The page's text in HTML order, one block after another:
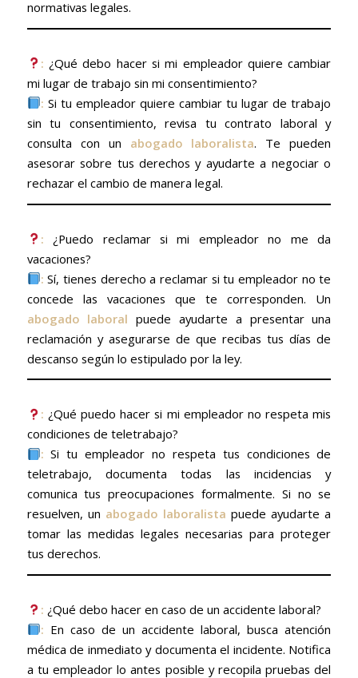
normativas legales.
: ¿Qué debo hacer si mi empleador quiere cambiar
mi lugar de trabajo sin mi consentimiento?
: Si tu empleador quiere cambiar tu lugar de trabajo
sin tu consentimiento, revisa tu contrato laboral y
consulta con un abogado laboralista. Te pueden
asesorar sobre tus derechos y ayudarte a negociar o
rechazar el cambio de manera legal.
: ¿Puedo reclamar si mi empleador no me da
vacaciones?
: Sí, tienes derecho a reclamar si tu empleador no te
concede las vacaciones que te corresponden. Un
abogado laboral puede ayudarte a presentar una
reclamación y asegurarse de que recibas tus días de
descanso según lo estipulado por la ley.
: ¿Qué puedo hacer si mi empleador no respeta mis
condiciones de teletrabajo?
: Si tu empleador no respeta tus condiciones de
teletrabajo, documenta todas las incidencias y
comunica tus preocupaciones formalmente. Si no se
resuelven, un abogado laboralista puede ayudarte a
tomar las medidas legales necesarias para proteger
tus derechos.
: ¿Qué debo hacer en caso de un accidente laboral?
: En caso de un accidente laboral, busca atención
médica de inmediato y documenta el incidente. Notifica
a tu empleador lo antes posible y recopila pruebas del